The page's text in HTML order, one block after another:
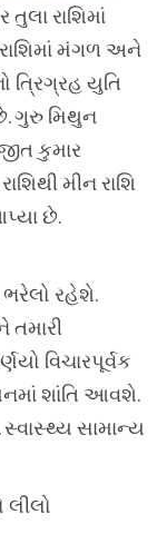
રાશિમાં
રાશિમાં મંગળ અને
ત્રિગ્રહ યુતિ
ગુરુ મિથુન
કુમાર
મીન રાશિ
છે.
રહેશે.
વિચારપૂર્વક
શાંતિ આવશે.
સામાન્ય